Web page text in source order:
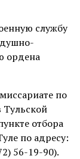
службу
ордена
по
Тульской
отбора
по адресу:
56-19-90).